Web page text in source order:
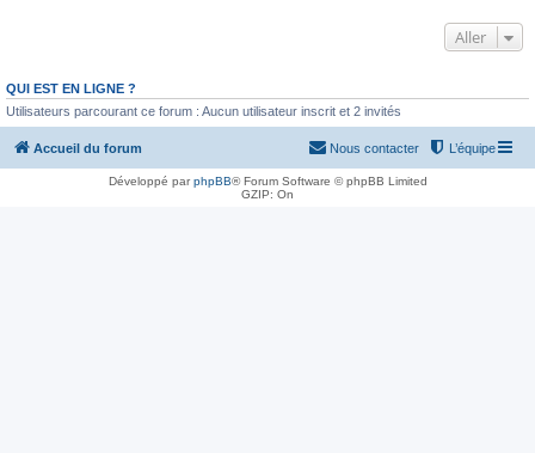
Aller
QUI EST EN LIGNE ?
Utilisateurs parcourant ce forum : Aucun utilisateur inscrit et 2 invités
Accueil du forum L’équipe
Nous contacter
Développé parphpBB® Forum Software © phpBB Limited
GZIP: On